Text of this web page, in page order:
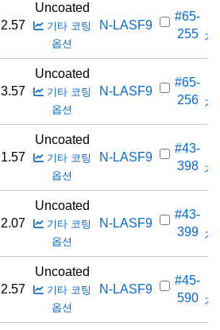
2.57
Uncoated
기타 코팅
옵션
N-LASF9
#65-
255 가
3.57
Uncoated
기타 코팅
옵션
N-LASF9
#65-
256 가
1.57
Uncoated
기타 코팅
옵션
N-LASF9
#43-
398 가
2.07
Uncoated
기타 코팅
옵션
N-LASF9
#43-
399 가
2.57
Uncoated
기타 코팅
옵션
N-LASF9
#45-
590 가